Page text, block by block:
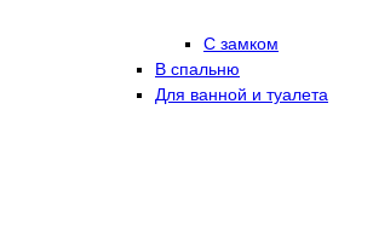
С замком
В спальню
Для ванной и туалета